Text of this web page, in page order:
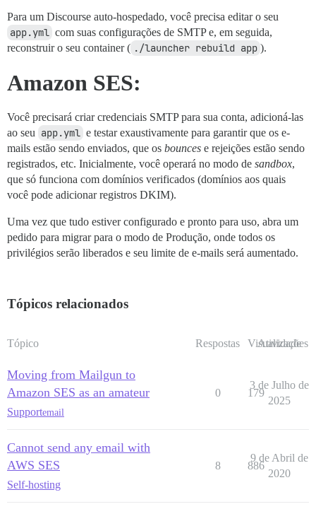
Para um Discourse auto-hospedado, você precisa editar o seu
app.yml com suas configurações de SMTP e, em seguida,
reconstruir o seu container ( ./launcher rebuild app ).
Amazon SES:
Você precisará criar credenciais SMTP para sua conta, adicioná-las
ao seu app.yml e testar exaustivamente para garantir que os e-
mails estão sendo enviados, que os bounces e rejeições estão sendo
registrados, etc. Inicialmente, você operará no modo de sandbox,
que só funciona com domínios verificados (domínios aos quais
você pode adicionar registros DKIM).
Uma vez que tudo estiver configurado e pronto para uso, abra um
pedido para migrar para o modo de Produção, onde todos os
privilégios serão liberados e seu limite de e-mails será aumentado.
Tópicos relacionados
Tópico Respostas Visualizações
Atividade
Moving from Mailgun to
Amazon SES as an amateur
Supportemail
0 179
3 de Julho de
2025
Cannot send any email with
AWS SES
Self-hosting
8 886
9 de Abril de
2020